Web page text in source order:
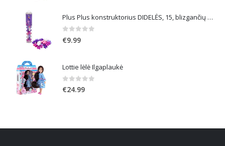
Plus Plus konstruktorius DIDELĖS, 15, blizgančių spalvų
0 out of 5
€9.99
Lottie lėlė Ilgaplaukė
0out of 5
€24.99